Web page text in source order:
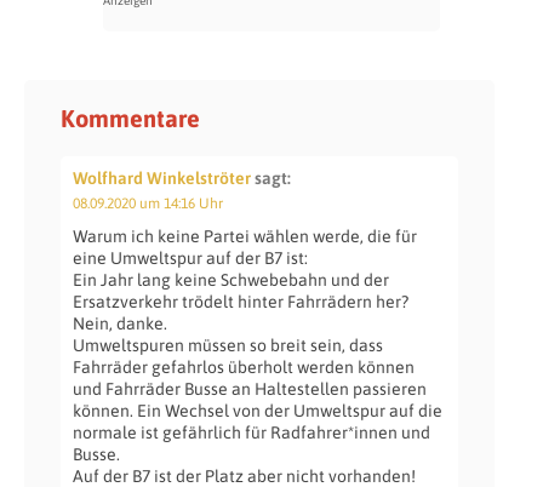
Kommentare
Wolfhard Winkelströtersagt:
08.09.2020 um 14:16 Uhr
Warum ich keine Partei wählen werde, die für
eine Umweltspur auf der B7 ist:
Ein Jahr lang keine Schwebebahn und der
Ersatzverkehr trödelt hinter Fahrrädern her?
Nein, danke.
Umweltspuren müssen so breit sein, dass
Fahrräder gefahrlos überholt werden können
und Fahrräder Busse an Haltestellen passieren
können. Ein Wechsel von der Umweltspur auf die
normale ist gefährlich für Radfahrer*innen und
Busse.
Auf der B7 ist der Platz aber nicht vorhanden!